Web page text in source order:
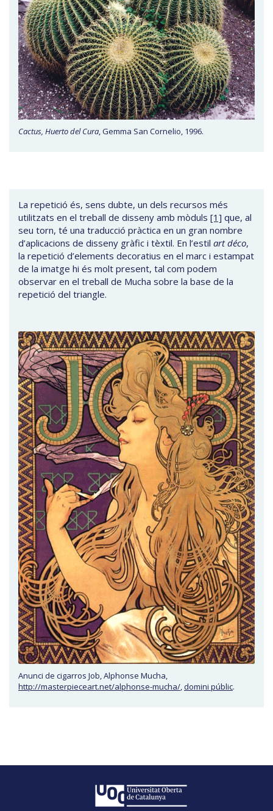
Cactus, Huerto del Cura, Gemma San Cornelio, 1996.
La repetició és, sens dubte, un dels recursos més
utilitzats en el treball de disseny amb mòduls [1] que, al
seu torn, té una traducció pràctica en un gran nombre
d’aplicacions de disseny gràfic i tèxtil. En l’estil art déco,
la repetició d’elements decoratius en el marc i estampat
de la imatge hi és molt present, tal com podem
observar en el treball de Mucha sobre la base de la
repetició del triangle.
Anunci de cigarros Job, Alphonse Mucha,
http://masterpieceart.net/alphonse-mucha/ domini públic.